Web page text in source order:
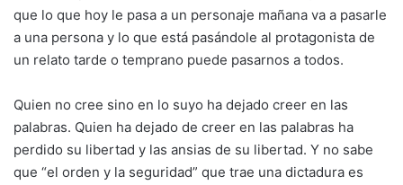
que lo que hoy le pasa a un personaje mañana va a pasarle
a una persona y lo que está pasándole al protagonista de
un relato tarde o temprano puede pasarnos a todos.
Quien no cree sino en lo suyo ha dejado creer en las
palabras. Quien ha dejado de creer en las palabras ha
perdido su libertad y las ansias de su libertad. Y no sabe
que “el orden y la seguridad” que trae una dictadura es